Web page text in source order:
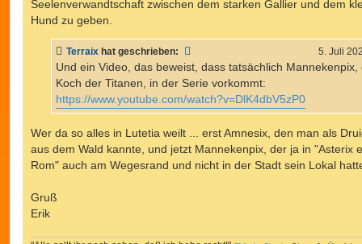
Seelenverwandtschaft zwischen dem starken Gallier und dem
Hund zu geben.
Terraix hat geschrieben: 5. Juli
Und ein Video, das beweist, dass tatsächlich Mannekenpix,
Koch der Titanen, in der Serie vorkommt:
https://www.youtube.com/watch?v=DlK4dbV5zP0
Wer da so alles in Lutetia weilt ... erst Amnesix, den man als
aus dem Wald kannte, und jetzt Mannekenpix, der ja in "Asterix
Rom" auch am Wegesrand und nicht in der Stadt sein Lokal
Gruß
Erik